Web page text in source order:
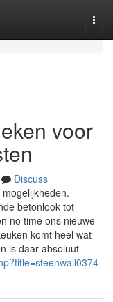
voor
Discuss
betonlook tot
no time ons nieuwe
komt heel wat
is daar absoluut